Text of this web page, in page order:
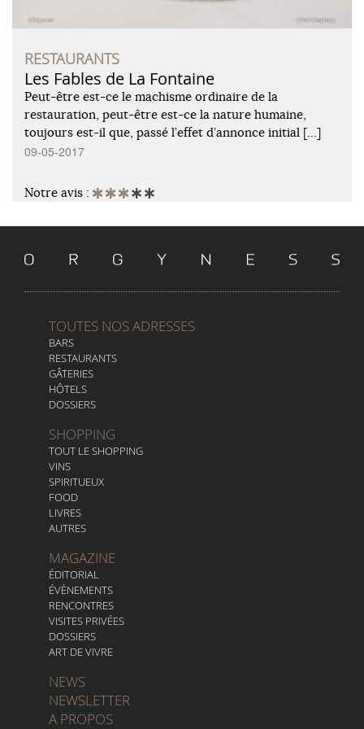
RESTAURANTS
Les Fables de La Fontaine
Peut-être est-ce le machisme ordinaire de la
restauration, peut-être est-ce la nature humaine,
toujours est-il que, passé l’effet d’annonce initial […]
09-05-2017
Notre avis :
TOUTES NOS ADRESSES
BARS
RESTAURANTS
GÂTERIES
HÔTELS
DOSSIERS
SHOPPING
TOUT LE SHOPPING
VINS
SPIRITUEUX
FOOD
LIVRES
AUTRES
MAGAZINE
ÉDITORIAL
ÉVÈNEMENTS
RENCONTRES
VISITES PRIVÉES
DOSSIERS
ART DE VIVRE
NEWS
NEWSLETTER
A PROPOS